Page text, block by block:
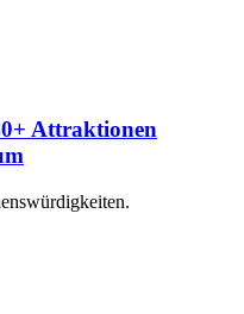
Attraktionen